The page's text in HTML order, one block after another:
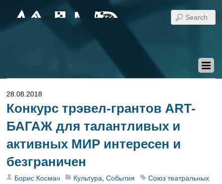
28.08.2018
Конкурс трэвел-грантов ART-
БАГАЖ для талантливых и
активных МИР интересен и
безграничен
Борис Космач Культура,События
Союз театральных